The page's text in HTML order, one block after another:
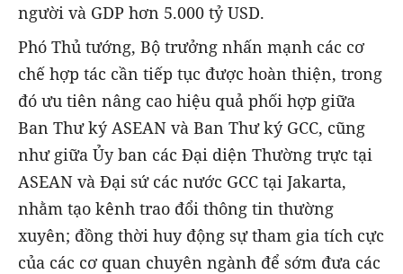
người và GDP hơn 5.000 tỷ USD.
Phó Thủ tướng, Bộ trưởng nhấn mạnh các cơ
chế hợp tác cần tiếp tục được hoàn thiện, trong
đó ưu tiên nâng cao hiệu quả phối hợp giữa
Ban Thư ký ASEAN và Ban Thư ký GCC, cũng
như giữa Ủy ban các Đại diện Thường trực tại
ASEAN và Đại sứ các nước GCC tại Jakarta,
nhằm tạo kênh trao đổi thông tin thường
xuyên; đồng thời huy động sự tham gia tích cực
của các cơ quan chuyên ngành để sớm đưa các